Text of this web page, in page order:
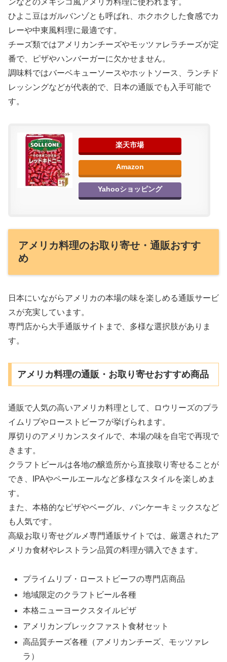
ンなどのメキシコ風アメリカ料理に使われます。
ひよこ豆はガルバンゾとも呼ばれ、ホクホクした食感でカ
レーや中東風料理に最適です。
チーズ類ではアメリカンチーズやモッツァレラチーズが定
番で、ピザやハンバーガーに欠かせません。
調味料ではバーベキューソースやホットソース、ランチド
レッシングなどが代表的で、日本の通販でも入手可能で
す。
楽天市場
Amazon
Yahooショッピング
アメリカ料理のお取り寄せ・通販おすす
め
日本にいながらアメリカの本場の味を楽しめる通販サービ
スが充実しています。
専門店から大手通販サイトまで、多様な選択肢がありま
す。
アメリカ料理の通販・お取り寄せおすすめ商品
通販で人気の高いアメリカ料理として、ロウリーズのプラ
イムリブやローストビーフが挙げられます。
厚切りのアメリカンスタイルで、本場の味を自宅で再現で
きます。
クラフトビールは各地の醸造所から直接取り寄せることが
でき、IPAやペールエールなど多様なスタイルを楽しめま
す。
また、本格的なピザやベーグル、パンケーキミックスなど
も人気です。
高級お取り寄せグルメ専門通販サイトでは、厳選されたア
メリカ食材やレストラン品質の料理が購入できます。
プライムリブ・ローストビーフの専門店商品
地域限定のクラフトビール各種
本格ニューヨークスタイルピザ
アメリカンブレックファスト食材セット
高品質チーズ各種（アメリカンチーズ、モッツァレ
ラ）